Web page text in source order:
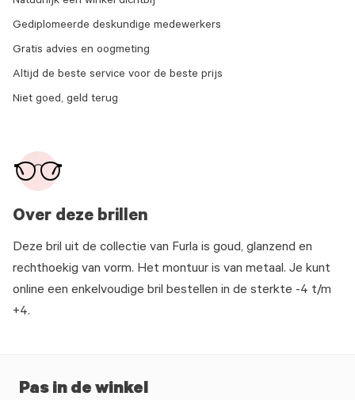
Over deze brillen
Deze bril uit de collectie van Furla is goud, glanzend en
rechthoekig van vorm. Het montuur is van metaal. Je kunt
online een enkelvoudige bril bestellen in de sterkte -4 t/m
+4.
Gediplomeerde deskundige medewerkers
Gratis advies en oogmeting
Altijd de beste service voor de beste prijs
Niet goed, geld terug
Pas in de winkel